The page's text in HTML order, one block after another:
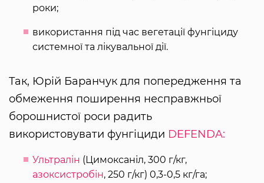
роки;
використання під час вегетації фунгіциду
системної та лікувальної дії.
Так, Юрій Баранчук для попередження та
обмеження поширення несправжньої
борошнистої роси радить
використовувати фунгіциди DEFENDA:
Ультралін (Цимоксаніл, 300 г/кг,
азоксистробін, 250 г/кг) 0,3-0,5 кг/га;